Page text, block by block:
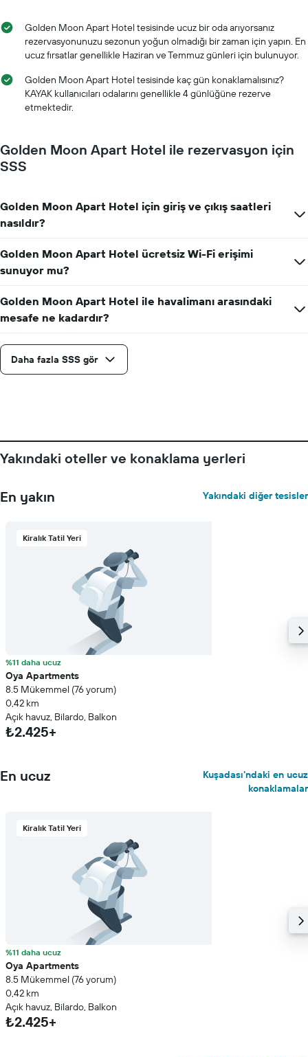
ekseni
içerir
bir
odanın
ortalama
1
Y
ekseni
Golden Moon Apart Hotel tesisinde ucuz bir oda arıyorsanız
rezervasyonunuzu sezonun yoğun olmadığı bir zaman için yapın. En
ucuz fırsatlar genellikle Haziran ve Temmuz günleri için bulunuyor.
Golden Moon Apart Hotel tesisinde kaç gün konaklamalısınız?
KAYAK kullanıcıları odalarını genellikle 4 günlüğüne rezerve
etmektedir.
Golden Moon Apart Hotel ile rezervasyon için
SSS
Golden Moon Apart Hotel için giriş ve çıkış saatleri
nasıldır?
Golden Moon Apart Hotel ücretsiz Wi-Fi erişimi
sunuyor mu?
Golden Moon Apart Hotel ile havalimanı arasındaki
mesafe ne kadardır?
Daha fazla SSS gör
Yakındaki oteller ve konaklama yerleri
En yakın Yakındaki diğer tesisler
Kiralık Tatil Yeri
%11 daha ucuz
Oya Apartments
8.5 Mükemmel (76 yorum)
0,42 km
Açık havuz, Bilardo, Balkon
₺2.425+
En ucuz
Kuşadası'ndaki en ucuz
konaklamalar
Kiralık Tatil Yeri
%11 daha ucuz
Oya Apartments
8.5 Mükemmel (76 yorum)
0,42 km
Açık havuz, Bilardo, Balkon
₺2.425+